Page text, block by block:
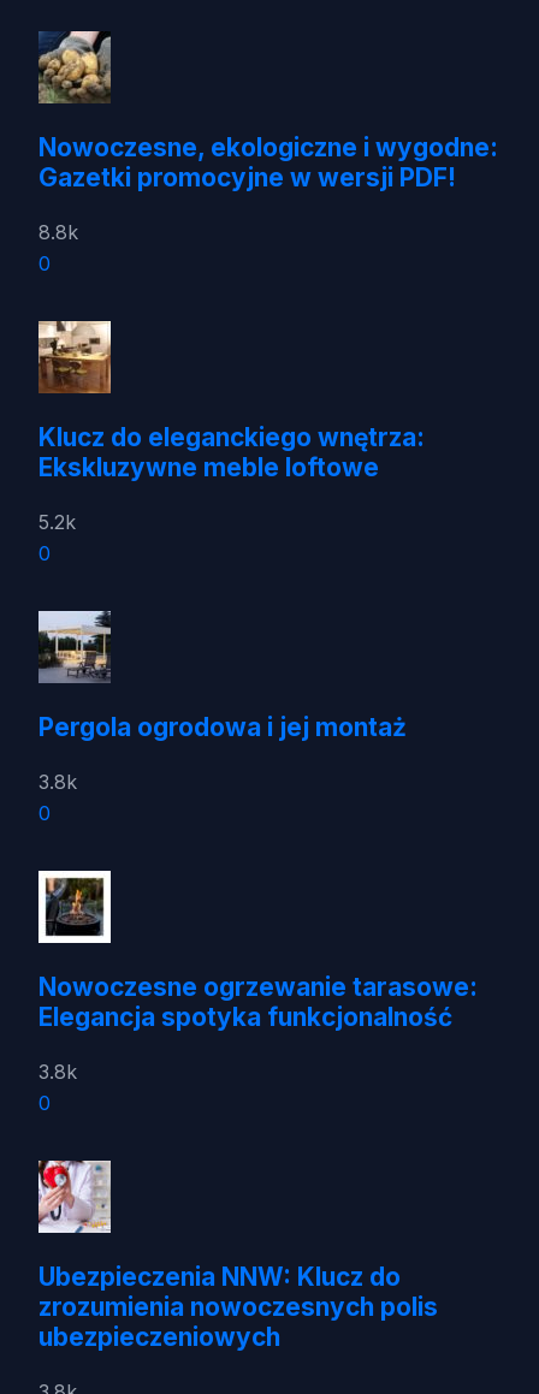
Nowoczesne, ekologiczne i wygodne:
Gazetki promocyjne w wersji PDF!
8.8k
0
Klucz do eleganckiego wnętrza:
Ekskluzywne meble loftowe
5.2k
0
Pergola ogrodowa i jej montaż
3.8k
0
Nowoczesne ogrzewanie tarasowe:
Elegancja spotyka funkcjonalność
3.8k
0
Ubezpieczenia NNW: Klucz do
zrozumienia nowoczesnych polis
ubezpieczeniowych